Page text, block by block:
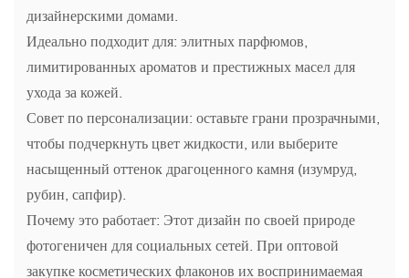
дизайнерскими домами.
Идеально подходит для: элитных парфюмов,
лимитированных ароматов и престижных масел для
ухода за кожей.
Совет по персонализации: оставьте грани прозрачными,
чтобы подчеркнуть цвет жидкости, или выберите
насыщенный оттенок драгоценного камня (изумруд,
рубин, сапфир).
Почему это работает: Этот дизайн по своей природе
фотогеничен для социальных сетей. При оптовой
закупке косметических флаконов их воспринимаемая